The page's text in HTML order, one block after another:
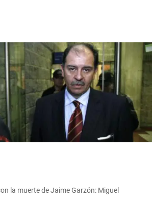
la muerte de Jaime Garzón: Miguel